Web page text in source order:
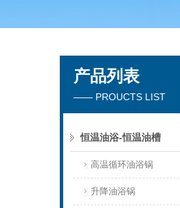
产品列表
—— PROUCTS LIST
恒温油浴-恒温油槽
高温循环油浴锅
升降油浴锅